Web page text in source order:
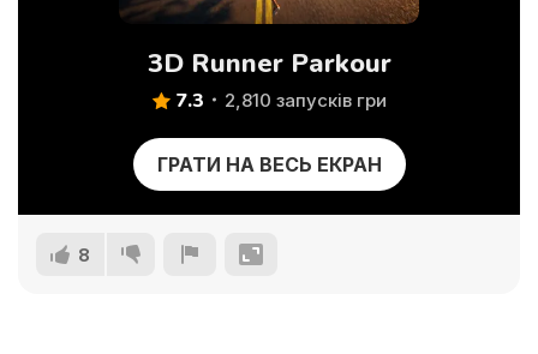
3D Runner Parkour
7.3 2,810 запусків гри
ГРАТИ НА ВЕСЬ ЕКРАН
8